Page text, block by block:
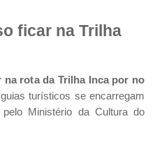
ficar na Trilha
na rota da Trilha Inca por no
turísticos se encarregam
Ministério da Cultura do